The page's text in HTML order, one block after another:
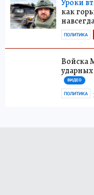
Уроки
как
ПОЛИТИКА
Войска
ВИДЕО
ПОЛИТИКА